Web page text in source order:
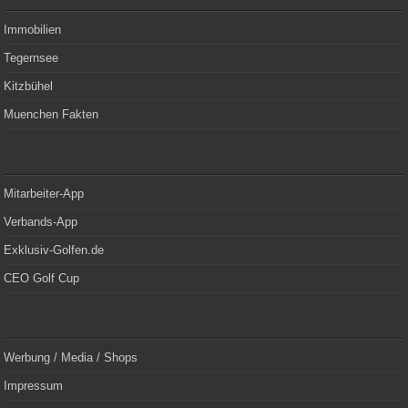
Immobilien
Tegernsee
Kitzbühel
Muenchen Fakten
Mitarbeiter-App
Verbands-App
Exklusiv-Golfen.de
CEO Golf Cup
Werbung / Media / Shops
Impressum